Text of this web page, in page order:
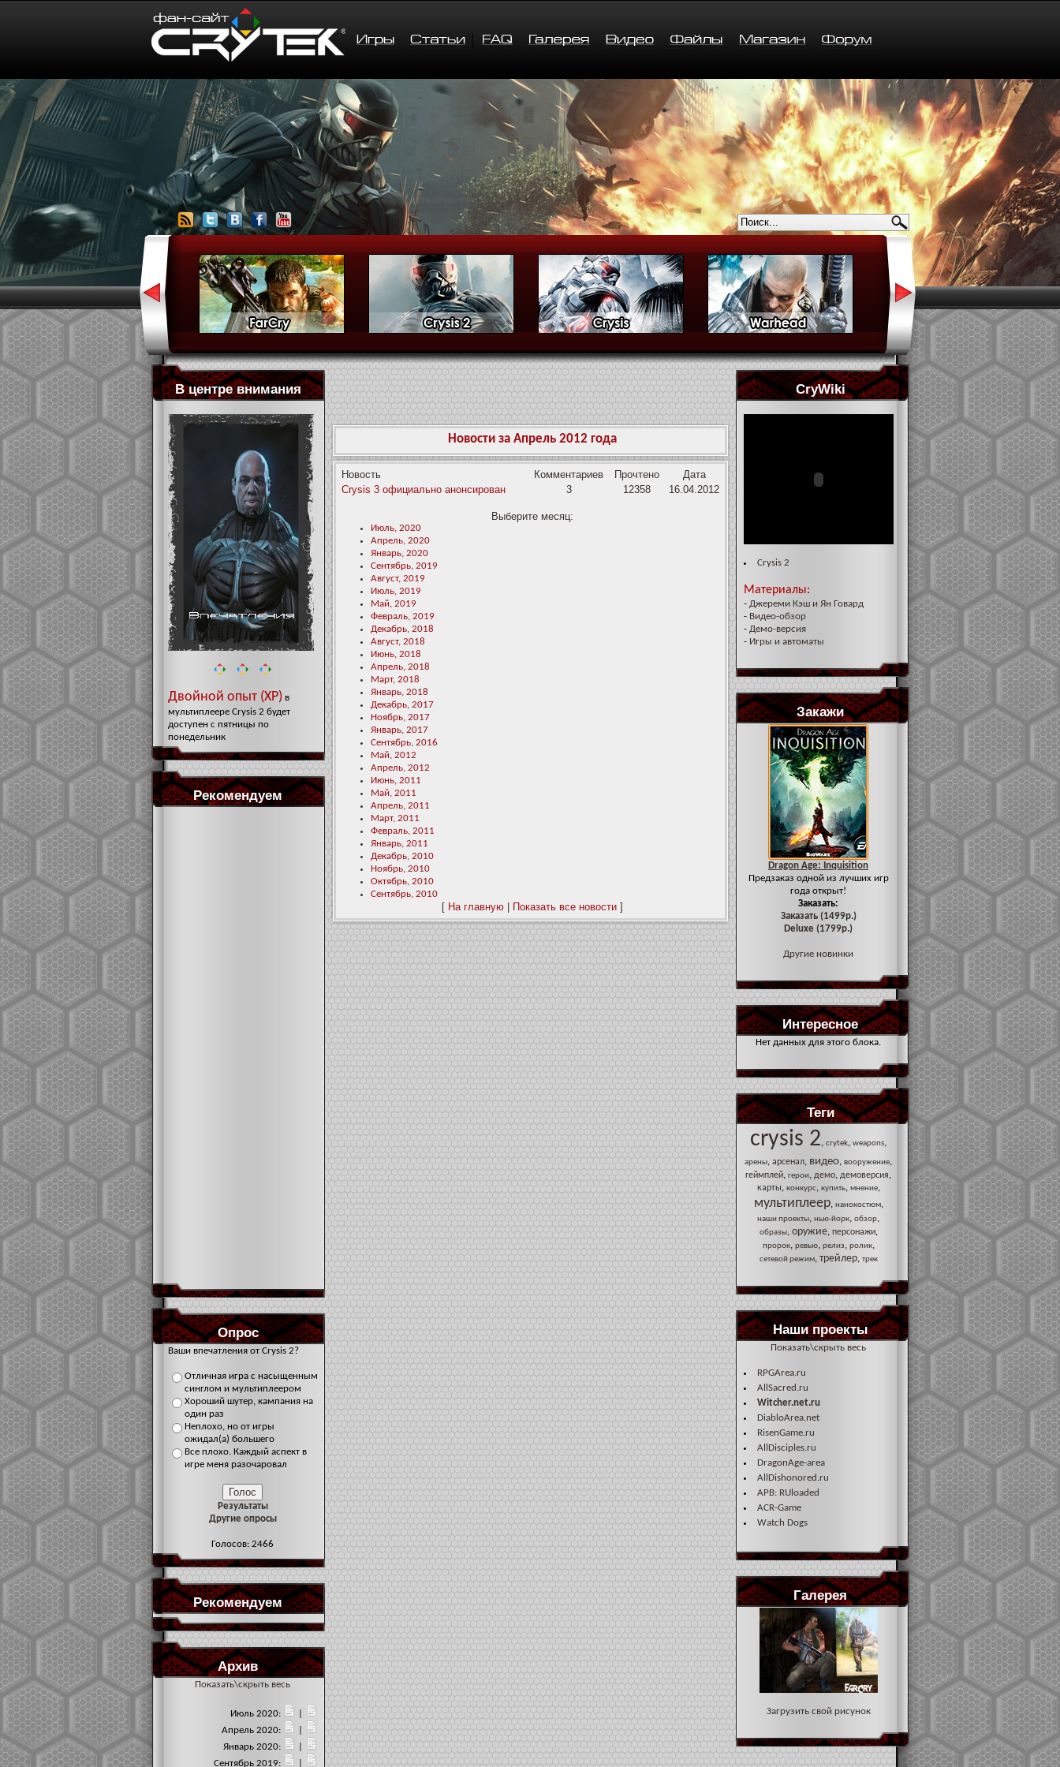
В центре внимания
Двойной опыт (XP)в
мультиплеере Crysis 2 будет
доступен с пятницы по
понедельник
Рекомендуем
Опрос
Ваши впечатления от Crysis 2?
Отличная игра с насыщенным
синглом и мультиплеером
Хороший шутер, кампания на
один раз
Неплохо, но от игры
ожидал(а) большего
Все плохо. Каждый аспект в
игре меня разочаровал
Результаты
Другие опросы
Голосов: 2466
Рекомендуем
Архив
Показать\скрыть весь
Июль 2020:
Апрель 2020:
Январь 2020:
Сентябрь 2019:
Новости за Апрель 2012 года
Новость Комментариев Прочтено
Дата
Crysis 3 официально анонсирован
3 12358 16.04.2012
Выберите месяц:
Июль, 2020
Апрель, 2020
Январь, 2020
Сентябрь, 2019
Август, 2019
Июль, 2019
Май, 2019
Февраль, 2019
Декабрь, 2018
Август, 2018
Июнь, 2018
Апрель, 2018
Март, 2018
Январь, 2018
Декабрь, 2017
Ноябрь, 2017
Январь, 2017
Сентябрь, 2016
Май, 2012
Апрель, 2012
Июнь, 2011
Май, 2011
Апрель, 2011
Март, 2011
Февраль, 2011
Январь, 2011
Декабрь, 2010
Ноябрь, 2010
Октябрь, 2010
Сентябрь, 2010
[ На главную| Показать все новости]
CryWiki
Crysis 2
Материалы:
- Джереми Кэш и Ян Говард
- Видео-обзор
- Демо-версия
- Игры и автоматы
Закажи
Dragon Age: Inquisition
Предзаказ одной из лучших игр
года открыт!
Заказать:
Заказать (1499р.)
Deluxe (1799р.)
Другие новинки
Интересное
Нет данных для этого блока.
Теги
crysis 2, crytek, weapons,
арены, арсенал, видео, вооружение,
геймплей, герои, демо, демоверсия,
карты, конкурс, купить, мнение,
мультиплеер, нанокостюм,
наши проекты, нью-йорк, обзор,
образы, оружие, персонажи,
пророк, ревью, релиз, ролик,
сетевой режим, трейлер, трек
Наши проекты
Показать\скрыть весь
RPGArea.ru
AllSacred.ru
Witcher.net.ru
DiabloArea.net
RisenGame.ru
AllDisciples.ru
DragonAge-area
AllDishonored.ru
APB: RUloaded
ACR-Game
Watch Dogs
Галерея
Загрузить свой рисунок